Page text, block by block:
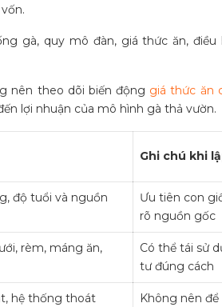
gà, quy mô đàn, giá thức ăn,
nên theo dõi biến động giá thức ăn
lợi nhuận của mô hình gà thả vườn.
Ghi chú khi
độ tuổi và nguồn
Ưu tiên con
rõ nguồn gốc
rèm, máng ăn,
Có thể tái sử
tư đúng cách
hệ thống thoát
Không nên